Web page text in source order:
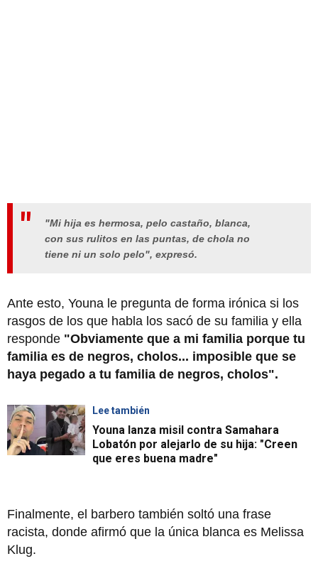
"Mi hija es hermosa, pelo castaño, blanca,
con sus rulitos en las puntas, de chola no
tiene ni un solo pelo", expresó.
Ante esto, Youna le pregunta de forma irónica si los
rasgos de los que habla los sacó de su familia y ella
responde "Obviamente que a mi familia porque tu
familia es de negros, cholos... imposible que se
haya pegado a tu familia de negros, cholos".
Lee también
Youna lanza misil contra Samahara
Lobatón por alejarlo de su hija: "Creen
que eres buena madre"
Finalmente, el barbero también soltó una frase
racista, donde afirmó que la única blanca es Melissa
Klug.